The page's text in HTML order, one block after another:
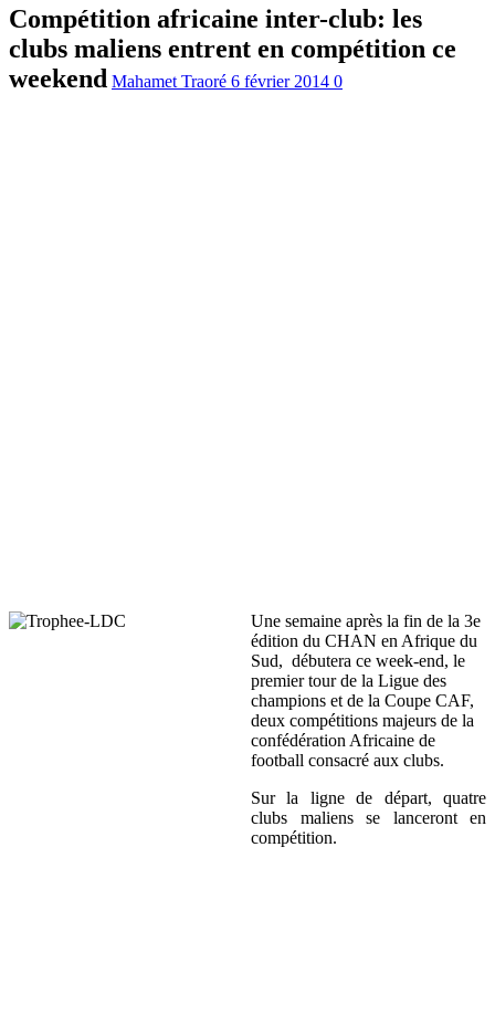
Compétition africaine inter-club: les
clubs maliens entrent en compétition ce
weekend Mahamet Traoré 6 février 2014 0
Une semaine après la fin de la 3e
édition du CHAN en Afrique du
Sud, débutera ce week-end, le
premier tour de la Ligue des
champions et de la Coupe CAF,
deux compétitions majeurs de la
confédération Africaine de
football consacré aux clubs.
Sur la ligne de départ, quatre
clubs maliens se lanceront en
compétition.